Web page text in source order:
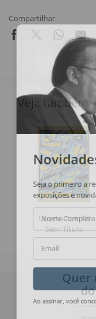
Compartilhar
Veja também
Uberto Zamith
Sem Título
Seja o primeiro a
exposições e
Nome Completo
Email
Quer